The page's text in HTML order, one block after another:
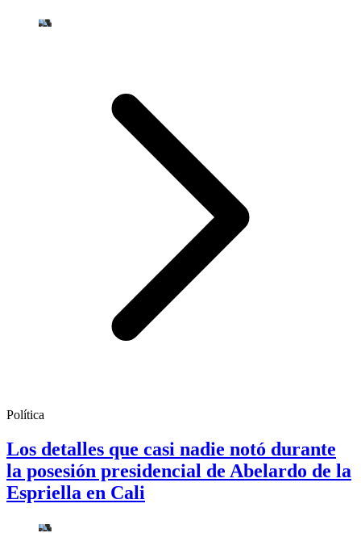
Política
Los detalles que casi nadie notó durante
la posesión presidencial de Abelardo de la
Espriella en Cali